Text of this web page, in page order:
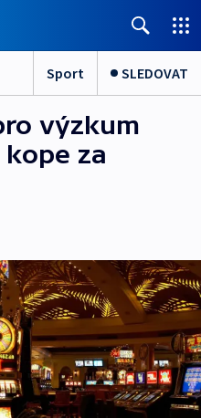
Sport SLEDOVAT
výzkum
za